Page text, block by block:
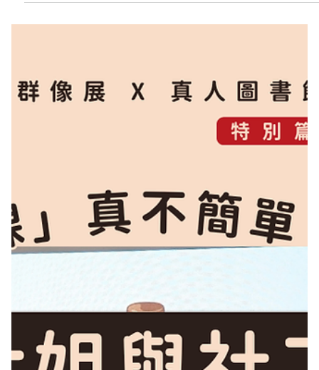
街遊賀馬年！2025年度回顧
年節將近，又是盤點過去一年累積的議題活動成果的時候啦！變與不變之中，
街遊還是進行著大大小小的嘗試，歡迎跟我們一起回顧，也留言分享你與街遊
的回憶吧！